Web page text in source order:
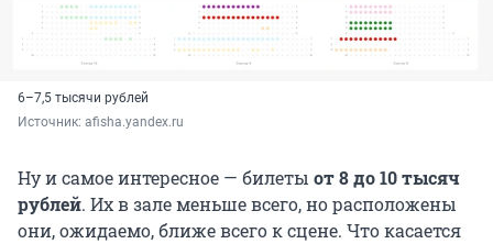
6–7,5 тысячи рублей
Источник: afisha.yandex.ru
Ну и самое интересное — билеты от 8 до 10 тысяч
рублей. Их в зале меньше всего, но расположены
они, ожидаемо, ближе всего к сцене. Что касается